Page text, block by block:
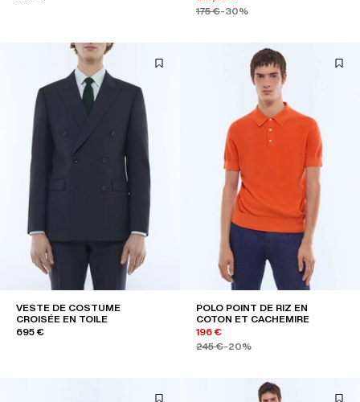
175 €-30%
VESTE DE COSTUME
CROISÉE EN TOILE
695 €
POLO POINT DE RIZ EN
COTON ET CACHEMIRE
196 €
245 €-20%